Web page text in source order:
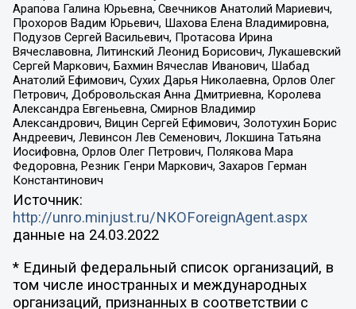
Арапова Галина Юрьевна, Свечников Анатолий Мариевич,
Прохоров Вадим Юрьевич, Шахова Елена Владимировна,
Подузов Сергей Васильевич, Протасова Ирина
Вячеславовна, Литинский Леонид Борисович, Лукашевский
Сергей Маркович, Бахмин Вячеслав Иванович, Шабад
Анатолий Ефимович, Сухих Дарья Николаевна, Орлов Олег
Петрович, Добровольская Анна Дмитриевна, Королева
Александра Евгеньевна, Смирнов Владимир
Александрович, Вицин Сергей Ефимович, Золотухин Борис
Андреевич, Левинсон Лев Семенович, Локшина Татьяна
Иосифовна, Орлов Олег Петрович, Полякова Мара
Федоровна, Резник Генри Маркович, Захаров Герман
Константинович
Источник:
http://unro.minjust.ru/NKOForeignAgent.aspx
данные на 24.03.2022
* Единый федеральный список организаций, в
том числе иностранных и международных
организаций, признанных в соответствии с